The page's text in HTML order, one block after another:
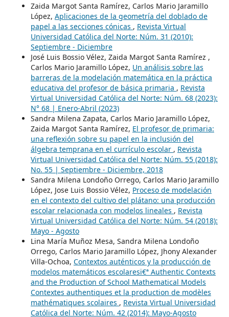
Zaida Margot Santa Ramírez, Carlos Mario Jaramillo
López, Aplicaciones de la geometría del doblado de
papel a las secciones cónicas , Revista Virtual
Universidad Católica del Norte: Núm. 31 (2010):
Septiembre - Diciembre
José Luis Bossio Vélez, Zaida Margot Santa Ramírez ,
Carlos Mario Jaramillo López, Un análisis sobre las
barreras de la modelación matemática en la práctica
educativa del profesor de básica primaria , Revista
Virtual Universidad Católica del Norte: Núm. 68 (2023):
N° 68 | Enero-Abril (2023)
Sandra Milena Zapata, Carlos Mario Jaramillo López,
Zaida Margot Santa Ramírez, El profesor de primaria:
una reflexión sobre su papel en la inclusión del
álgebra temprana en el currículo escolar , Revista
Virtual Universidad Católica del Norte: Núm. 55 (2018):
No. 55 | Septiembre - Diciembre, 2018
Sandra Milena Londoño Orrego, Carlos Mario Jaramillo
López, Jose Luis Bossio Vélez, Proceso de modelación
en el contexto del cultivo del plátano: una producción
escolar relacionada con modelos lineales , Revista
Virtual Universidad Católica del Norte: Núm. 54 (2018):
Mayo - Agosto
Lina María Muñoz Mesa, Sandra Milena Londoño
Orrego, Carlos Mario Jaramillo López, Jhony Alexander
Villa-Ochoa, Contextos auténticos y la producción de
modelos matemáticos escolaresï€ª Authentic Contexts
and the Production of School Mathematical Models
Contextes authentiques et la production de modèles
mathématiques scolaires , Revista Virtual Universidad
Católica del Norte: Núm. 42 (2014): Mayo-Agosto